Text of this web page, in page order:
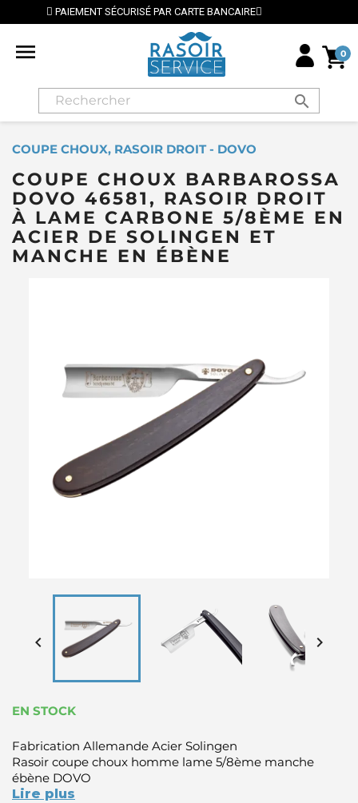
⭐ LIVRAISON GRATUITE EN FRANCE MÉTROPOLITAINE
 0
search
COUPE CHOUX, RASOIR DROIT - DOVO
COUPE CHOUX BARBAROSSA
DOVO 46581, RASOIR DROIT
À LAME CARBONE 5/8ÈME EN
ACIER DE SOLINGEN ET
MANCHE EN ÉBÈNE
 
EN STOCK
Fabrication Allemande Acier Solingen
Rasoir coupe choux homme lame 5/8ème manche
ébène DOVO
Lire plus